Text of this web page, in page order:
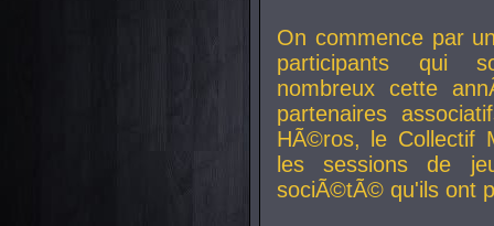
On commence par
participants qui
nombreux cette
partenaires
HÃ©ros, le Collectif
les sessions de
sociÃ©tÃ© qu'ils ont